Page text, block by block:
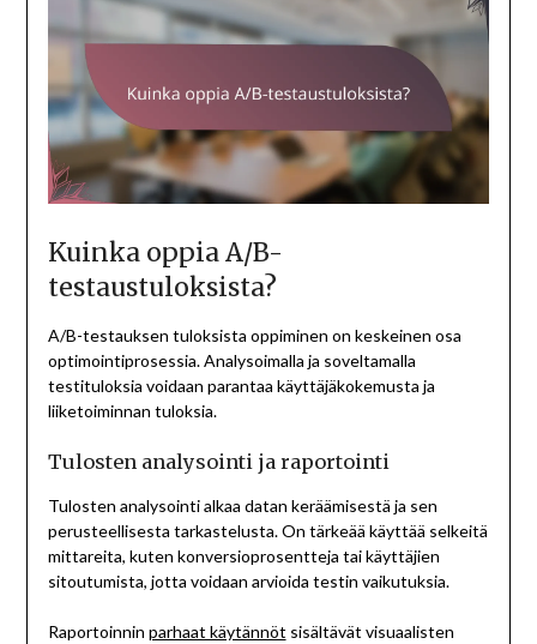
Kuinka oppia A/B-
testaustuloksista?
A/B-testauksen tuloksista oppiminen on keskeinen osa
optimointiprosessia. Analysoimalla ja soveltamalla
testituloksia voidaan parantaa käyttäjäkokemusta ja
liiketoiminnan tuloksia.
Tulosten analysointi ja raportointi
Tulosten analysointi alkaa datan keräämisestä ja sen
perusteellisesta tarkastelusta. On tärkeää käyttää selkeitä
mittareita, kuten konversioprosentteja tai käyttäjien
sitoutumista, jotta voidaan arvioida testin vaikutuksia.
Raportoinnin parhaat käytännöt sisältävät visuaalisten